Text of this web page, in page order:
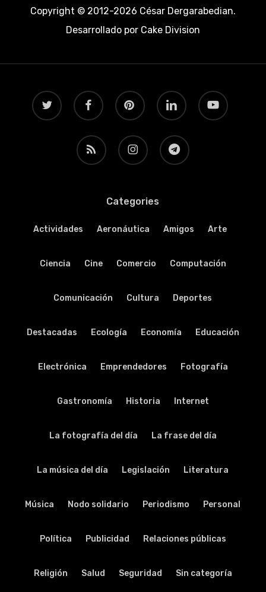
Copyright © 2012-2026 César Dergarabedian.
Desarrollado porCake Division
twitter facebook pinterest linkedin youtube
RSS instagram telegram
Categories
Actividades Aeronáutica Amigos Arte
Ciencia Cine Comercio Computación
Comunicación Cultura Deportes
Destacadas Ecología Economía Educación
Electrónica Emprendedores Fotografía
Gastronomía Historia Internet
La fotografía del día La frase del día
La música del día Legislación Literatura
Música Nodo solidario Periodismo Personal
Política Publicidad Relaciones públicas
Religión Salud Seguridad Sin categoría